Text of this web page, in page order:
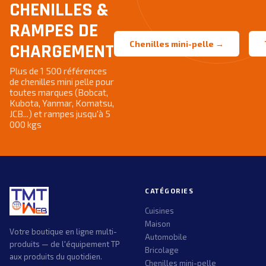
CHENILLES &
RAMPES DE
CHARGEMENT
Plus de 1 500 références
de chenilles mini pelle pour
toutes marques (Bobcat,
Kubota, Yanmar, Komatsu,
JCB...) et rampes jusqu'à 5
000 kgs
Chenilles mini-pelle →
Votre boutique en ligne multi-
produits — de l'équipement TP
aux produits du quotidien.
CATÉGORIES
Cuisines
Maison
Automobile
Bricolage
Chenilles mini-pelle